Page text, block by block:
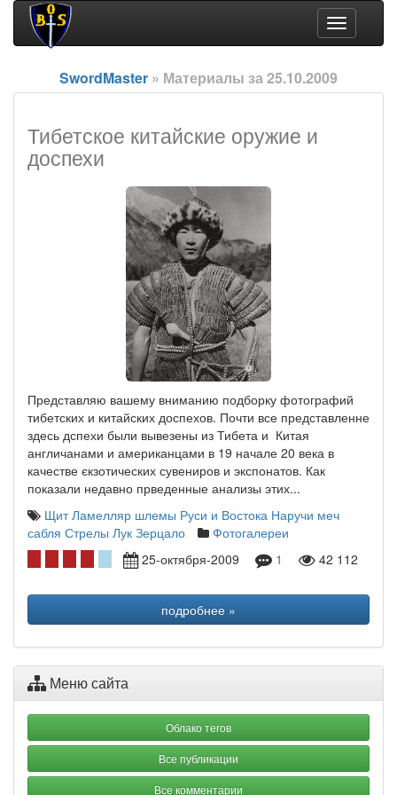
Toggle
navigation
SwordMaster » Материалы за 25.10.2009
Тибетское китайские оружие и
доспехи
Представляю вашему вниманию подборку фотографий
тибетских и китайских доспехов. Почти все представленне
здесь дспехи были вывезены из Тибета и Китая
англичанами и американцами в 19 начале 20 века в
качестве єкзотических сувениров и экспонатов. Как
показали недавно прведенные анализы этих...
Щит Ламелляр шлемы Руси и Востока Наручи меч
сабля Стрелы Лук Зерцало
Фотогалереи
25-октября-2009
1 42 112
подробнее »
Меню сайта
Облако тегов
Все публикации
Все комментарии